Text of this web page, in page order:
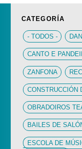
CATEGORÍA
- TODOS -
CANTO E
ZANFONA
CONSTRUCCIÓN
OBRADOIROS
BAILES DE
ESCOLA DE